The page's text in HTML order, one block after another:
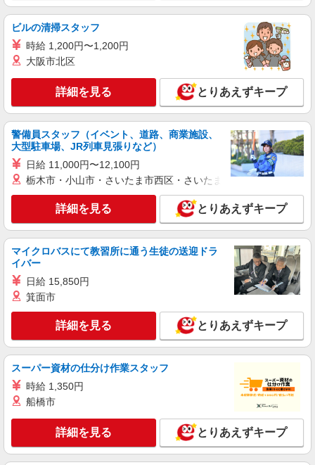
万円〜 【実務者研修】 月給：212,400円 年収例：
295万円〜 【初任者研修】 月給：206,900円 年収
例：285万円〜 ※職務手当、働きがい向上手当、
日祝手当（月平均2回分）等、毎月平均的に支払わ
れる手当を含みます。 ※介護福祉士のみ、特別職
過1分〜） ◎賞与 基本給2.08ヶ月分/年支給
千葉県柏市青葉台2丁目16-15 【そんぽの家
S 柏青葉台】建物内
キープ 詳細を見る
そんぽの家 柏豊四季/1070aa1
介護スタッフ
【期間限定】入社お祝い金10万円支給！ 対象
26/9/1迄に正社員として入社された方 ※お祝い金
は入社後3か月目の給与で支給、その他詳細は面接
時にご案内します 【介護福祉士】月給281,300円
／年収例377万円〜 【実務者研修】月給251,900円
／年収例339万円〜 【初任者研修・無資格】月給
246,400円／年収例332万円〜 ※職務手当、働きが
（月平均5回分）等、毎月平均的に支払われる手当
を含む ※介護福祉士のみ、特別職務手当も含む ◎
残業時は別途時間外手当支給（超過1分〜） ◎賞
千葉県柏市豊四季295-2
キープ 詳細を見る
正社員
そんぽの家S 柏青葉台/2073ba4
【無資格】 月給：218,400円 年収例：300万
（月平均2回分）等、毎月平均的に支払われる手当
を含みます。 ※資格取得後の給与例（夜勤手当5
回分含む） 月給：243,400円 年収例：330万円〜
◎残業時は別途時間外手当支給（超過1分〜） ◎
賞与 基本給2.08ヶ月分/年支給
千葉県柏市青葉台2丁目16-15
キープ 詳細を見る
正社員
そんぽの家S 豊四季/2075ba4
【無資格】 月給：218,400円 年収例：300万
（月平均2回分）等、毎月平均的に支払われる手当
千葉県柏市豊四季283-1
ビルの清掃スタッフ
時給 1,200円〜1,200円
大阪市北区
詳細を見る とりあえずキープ
警備員スタッフ（イベント、道路、商業施設、
大型駐車場、JR列車見張りなど）
日給 11,000円〜12,100円
栃木市・小山市・さいたま市西区・さいたま市岩槻区・久喜市・
詳細を見る とりあえずキープ
マイクロバスにて教習所に通う生徒の送迎ドラ
イバー
日給 15,850円
箕面市
詳細を見る とりあえずキープ
スーパー資材の仕分け作業スタッフ
時給 1,350円
船橋市
詳細を見る とりあえずキープ